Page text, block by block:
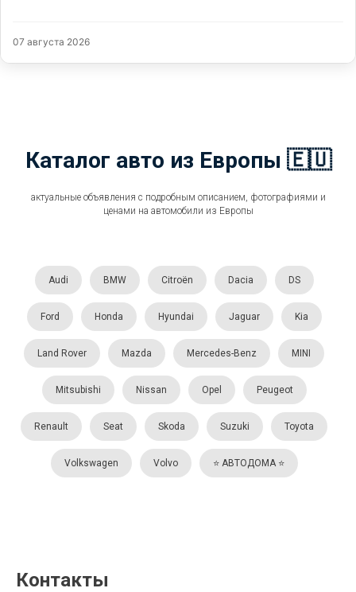
07 августа 2026
Каталог авто из Европы 🇪🇺
актуальные объявления с подробным описанием, фотографиями и
ценами на автомобили из Европы
Audi BMW Citroën Dacia DS
Ford Honda Hyundai Jaguar Kia
Land Rover Mazda Mercedes-Benz MINI
Mitsubishi Nissan Opel Peugeot
Renault Seat Skoda Suzuki Toyota
Volkswagen Volvo ⭐️ АВТОДОМА ⭐️
Контакты